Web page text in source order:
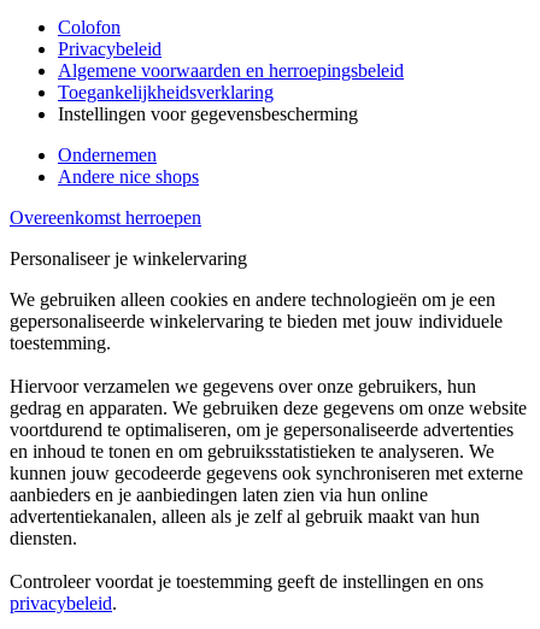
Colofon
Privacybeleid
Algemene voorwaarden en herroepingsbeleid
Toegankelijkheidsverklaring
Instellingen voor gegevensbescherming
Ondernemen
Andere nice shops
Overeenkomst herroepen
Personaliseer je winkelervaring
We gebruiken alleen cookies en andere technologieën om je een
gepersonaliseerde winkelervaring te bieden met jouw individuele
toestemming.
Hiervoor verzamelen we gegevens over onze gebruikers, hun
gedrag en apparaten. We gebruiken deze gegevens om onze website
voortdurend te optimaliseren, om je gepersonaliseerde advertenties
en inhoud te tonen en om gebruiksstatistieken te analyseren. We
kunnen jouw gecodeerde gegevens ook synchroniseren met externe
aanbieders en je aanbiedingen laten zien via hun online
advertentiekanalen, alleen als je zelf al gebruik maakt van hun
diensten.
Controleer voordat je toestemming geeft de instellingen en ons
privacybeleid.